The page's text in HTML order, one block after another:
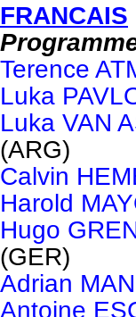
FRANCAIS
Terence
Luka
Luka VAN
(ARG)
Calvin
Harold
Hugo
(GER)
Adrian
Antoine